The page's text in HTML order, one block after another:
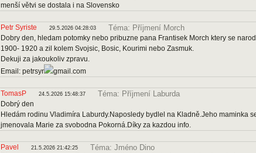
menší větvi se dostala i na Slovensko
Petr Syriste 29.5.2026 04:28:03 Téma: Příjmení Morch
Dobry den, hledam potomky nebo pribuzne pana Frantisek Morch ktery se
1900- 1920 a zil kolem Svojsic, Bosic, Kourimi nebo Zasmuk.
Dekuji za jakoukoliv zpravu.
Email: petrsyr
gmail.com
TomasP 24.5.2026 15:48:37 Téma: Příjmení Laburda
Dobrý den
Hledám rodinu Vladimíra Laburdy.Naposledy bydlel na Kladně.Jeho maminka
jmenovala Marie za svobodna Pokorná.Díky za kazdou info.
Pavel 21.5.2026 21:42:25 Téma: Jméno Dino